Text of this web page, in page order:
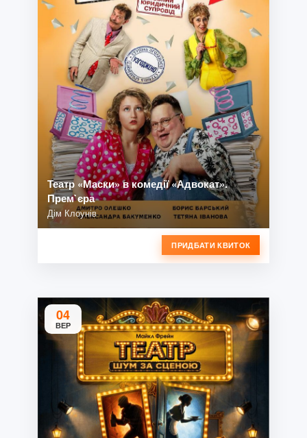
Театр «Маски» в комедії «Адвокат».
Прем`єра
Дім Клоунів
ПРИДБАТИ КВИТОК
04
ВЕР